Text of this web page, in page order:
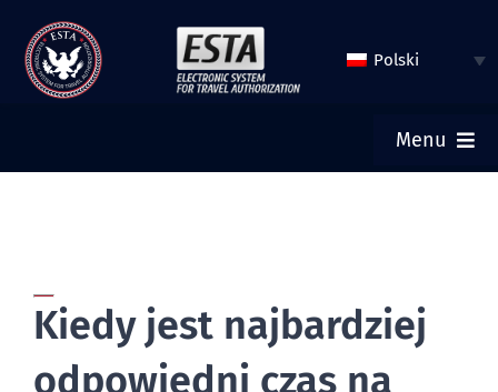
treści
Polski
Menu
SPRAWDŹ STATUS ESTA
Kiedy jest najbardziej
odpowiedni czas na